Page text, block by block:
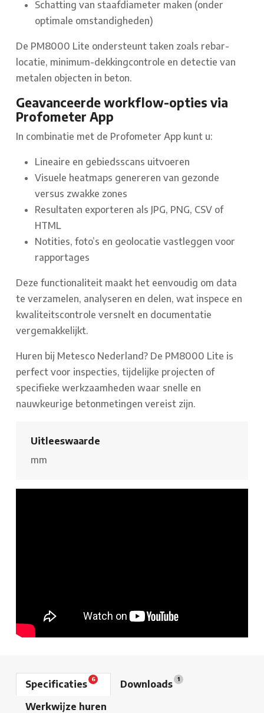
Schatting van staafdiameter maken (onder
optimale omstandigheden)
De PM8000 Lite ondersteunt taken zoals rebar-
locatie, minimum-dekkingcontrole en detectie van
metalen objecten in beton.
Geavanceerde workflow-opties via
Profometer App
In combinatie met de Profometer App kunt u:
Lineaire en gebiedsscans uitvoeren
Visuele heatmaps genereren van gezonde
versus zwakke zones
Resultaten exporteren als JPG, PNG, CSV of
HTML
Notities, foto’s en geolocatie vastleggen voor
rapportages
Deze functionaliteit maakt het eenvoudig om data
te verzamelen, analyseren en delen, wat inspece en
kwaliteitscontrole versnelt en documentatie
vergemakkelijkt.
Huren bij Metesco Nederland? De PM8000 Lite is
perfect voor inspecties, tijdelijke projecten of
specifieke werkzaamheden waar snelle en
nauwkeurige betonmetingen vereist zijn.
Uitleeswaarde
mm
Specificaties 6 Downloads 1
Werkwijze huren